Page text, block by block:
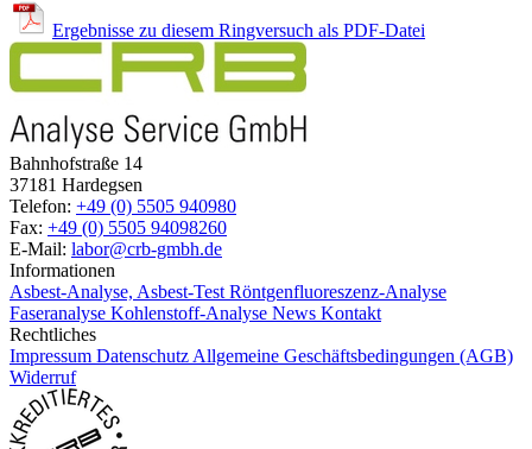
Ergebnisse zu diesem Ringversuch als PDF-Datei
Bahnhofstraße 14
37181 Hardegsen
Telefon: +49 (0) 5505 940980
Fax: +49 (0) 5505 94098260
E-Mail: labor@crb-gmbh.de
Informationen
Asbest-Analyse, Asbest-Test Röntgenfluoreszenz-Analyse
Faseranalyse Kohlenstoff-Analyse News Kontakt
Rechtliches
Impressum Datenschutz Allgemeine Geschäftsbedingungen (AGB)
Widerruf